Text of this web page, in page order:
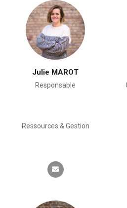
Julie MAROT
Responsable
Ressources & Gestion